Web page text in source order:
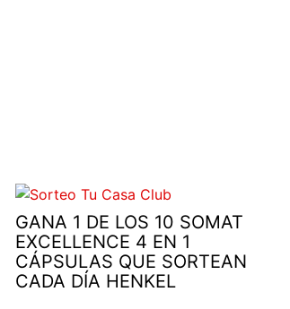
GANA 1 DE LOS 10 SOMAT
EXCELLENCE 4 EN 1
CÁPSULAS QUE SORTEAN
CADA DÍA HENKEL